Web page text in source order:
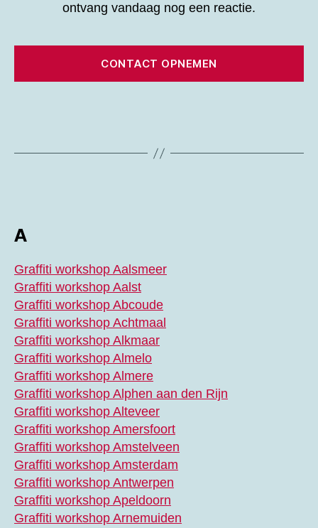
ontvang vandaag nog een reactie.
CONTACT OPNEMEN
A
Graffiti workshop Aalsmeer
Graffiti workshop Aalst
Graffiti workshop Abcoude
Graffiti workshop Achtmaal
Graffiti workshop Alkmaar
Graffiti workshop Almelo
Graffiti workshop Almere
Graffiti workshop Alphen aan den Rijn
Graffiti workshop Alteveer
Graffiti workshop Amersfoort
Graffiti workshop Amstelveen
Graffiti workshop Amsterdam
Graffiti workshop Antwerpen
Graffiti workshop Apeldoorn
Graffiti workshop Arnemuiden